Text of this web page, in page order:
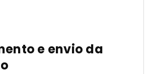
e envio da